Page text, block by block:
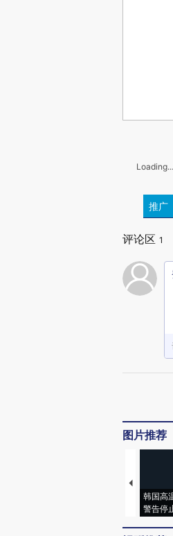
Loading...
推广
评论区 1
图片推荐
韩国高
警告停